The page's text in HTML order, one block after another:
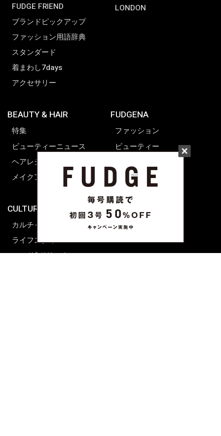
FUDGE FRIEND
ブランドピックアップ
ファッション用語辞典
スタンダード
着まわし7days
アクセサリー
LONDON
BEAUTY & HAIR
特集
ビューティーニュース
ヘアレシピ ストーリーズ
メイクアップティップス
CULTURE & LIFE
カルチャー
ライフスタイル
フード&ドリンク
FUDGENA
ファッション
ビューティー
ライフスタイル